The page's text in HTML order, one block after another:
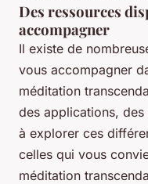
Des ressources
accompagner
Il existe de
vous accompagner
méditation
des applications,
à explorer ces
celles qui vous
méditation